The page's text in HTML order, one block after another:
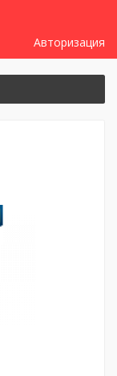
Авторизация